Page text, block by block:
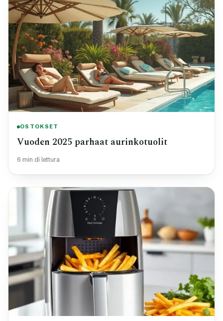
OSTOKSET
Vuoden 2025 parhaat aurinkotuolit
6 min di lettura